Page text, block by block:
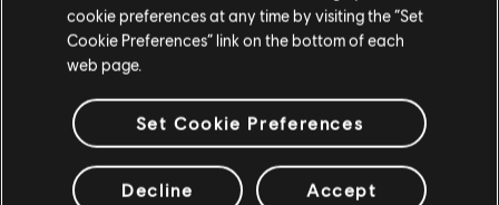
Watch Dogs: Legion
Skull & Bones
Photomode Contest 2024 rozpoczyna się 19
lutego o godzinie 18:00 CET, a kończy 4
marca o godzinie 21:00 CET. Pełny regulamin
konkursu znajdziesz na stronie
Ubisoft.com/Photomode
or checkhere
cookie preferences at any time by visiting the “Set
Cookie Preferences” link on the bottom of each
web page.
Set Cookie Preferences
Decline Accept